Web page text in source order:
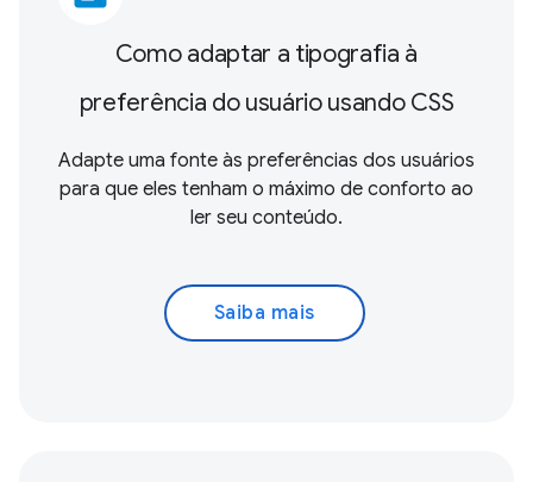
Como adaptar a tipografia à
preferência do usuário usando CSS
Adapte uma fonte às preferências dos usuários
para que eles tenham o máximo de conforto ao
ler seu conteúdo.
Saiba mais